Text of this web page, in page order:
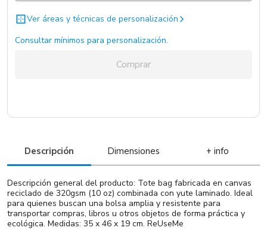
Ver áreas y técnicas de personalización
Consultar mínimos para personalización.
Comprar
Descripción Dimensiones + info
Descripción general del producto: Tote bag fabricada en canvas
reciclado de 320gsm (10 oz) combinada con yute laminado. Ideal
para quienes buscan una bolsa amplia y resistente para
transportar compras, libros u otros objetos de forma práctica y
ecológica. Medidas: 35 x 46 x 19 cm. ReUseMe